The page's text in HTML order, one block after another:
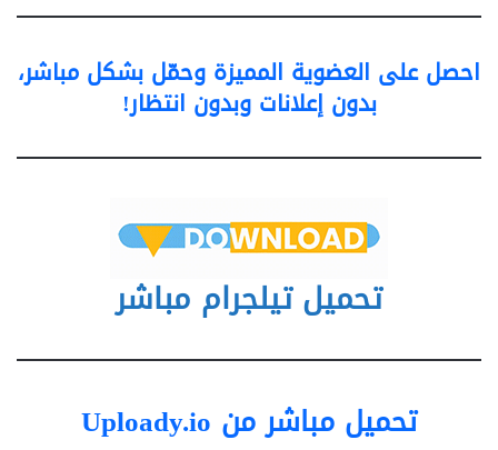
احصل على العضوية المميزة وحمّل بشكل مباشر،
بدون إعلانات وبدون انتظار!
تحميل تيلجرام مباشر
تحميل مباشر من Uploady.io